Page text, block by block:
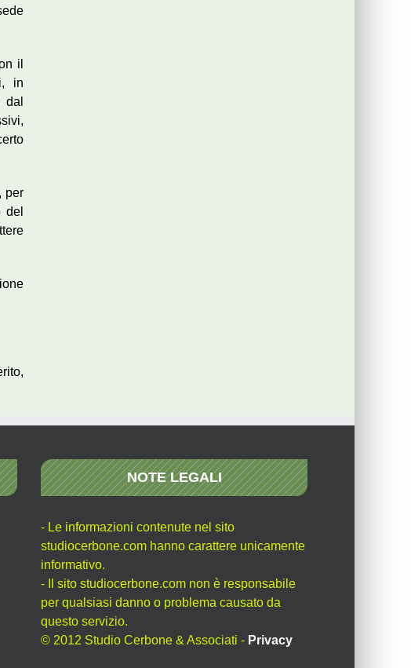
il
in
per
del
NOTE LEGALI
- Le informazioni contenute nel sito
studiocerbone.com hanno carattere unicamente
informativo.
- Il sito studiocerbone.com non è responsabile
per qualsiasi danno o problema causato da
questo servizio.
© 2012 Studio Cerbone & Associati - Privacy